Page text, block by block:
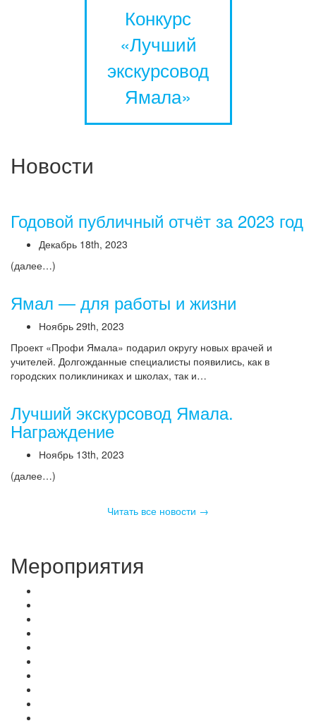
Конкурс
«Лучший
экскурсовод
Ямала»
Новости
Годовой публичный отчёт за 2023 год
Декабрь 18th, 2023
(далее…)
Ямал — для работы и жизни
Ноябрь 29th, 2023
Проект «Профи Ямала» подарил округу новых врачей и
учителей. Долгожданные специалисты появились, как в
городских поликлиниках и школах, так и…
Лучший экскурсовод Ямала.
Награждение
Ноябрь 13th, 2023
(далее…)
Читать все новости →
Мероприятия